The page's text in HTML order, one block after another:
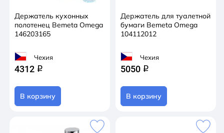
Держатель кухонных
полотенец Bemeta Omega
146203165
Чехия
4312 q
В корзину
Держатель для туалетной
бумаги Bemeta Omega
104112012
Чехия
5050 q
В корзину